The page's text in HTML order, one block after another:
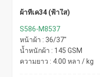
ผ้าทีเค34 (ฟ้าใส)
S586-M8537
หน้าผ้า : 36/37"
น้ำหนักผ้า : 145 GSM
ความยาว : 4.00 หลา / kg